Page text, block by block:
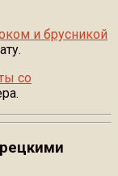
и брусникой
со